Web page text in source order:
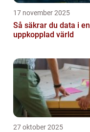
17 november 2025
Så säkrar du data i en
uppkopplad värld
27 oktober 2025